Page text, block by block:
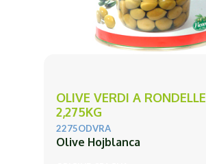
OLIVE VERDI A RONDELLE
2,275KG
2275ODVRA
Olive Hojblanca